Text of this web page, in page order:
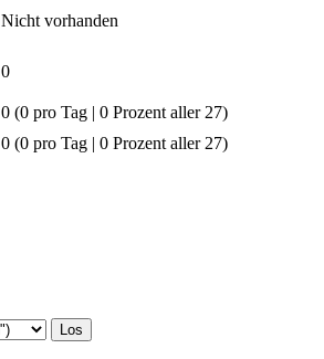
Nicht vorhanden
0
0 (0 pro Tag | 0 Prozent aller 27)
0 (0 pro Tag | 0 Prozent aller 27)